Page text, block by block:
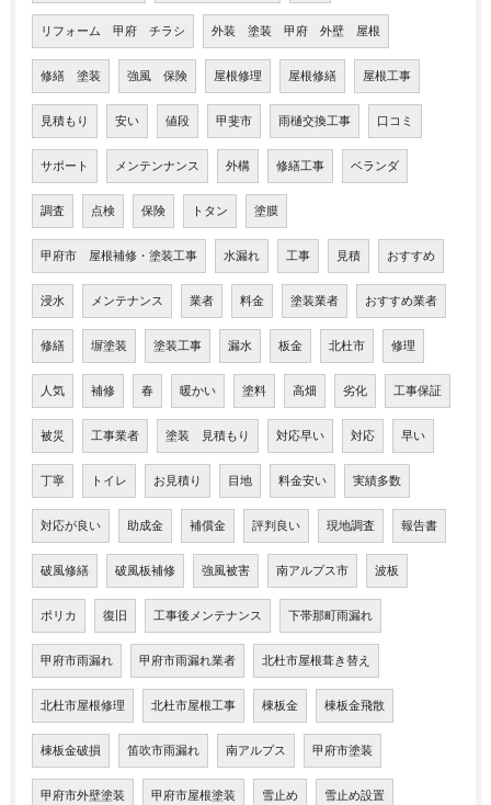
リフォーム 甲府 チラシ 外装 塗装 甲府 外壁 屋根
修繕 塗装 強風 保険 屋根修理 屋根修繕 屋根工事
見積もり 安い 値段 甲斐市 雨樋交換工事 口コミ
サポート メンテンナンス 外構 修繕工事 ベランダ
調査 点検 保険 トタン 塗膜
甲府市 屋根補修・塗装工事 水漏れ 工事 見積 おすすめ
浸水 メンテナンス 業者 料金 塗装業者 おすすめ業者
修繕 塀塗装 塗装工事 漏水 板金 北杜市 修理
人気 補修 春 暖かい 塗料 高畑 劣化 工事保証
被災 工事業者 塗装 見積もり 対応早い 対応 早い
丁寧 トイレ お見積り 目地 料金安い 実績多数
対応が良い 助成金 補償金 評判良い 現地調査 報告書
破風修繕 破風板補修 強風被害 南アルプス市 波板
ポリカ 復旧 工事後メンテナンス 下帯那町雨漏れ
甲府市雨漏れ 甲府市雨漏れ業者 北杜市屋根葺き替え
北杜市屋根修理 北杜市屋根工事 棟板金 棟板金飛散
棟板金破損 笛吹市雨漏れ 南アルプス 甲府市塗装
甲府市外壁塗装 甲府市屋根塗装 雪止め 雪止め設置